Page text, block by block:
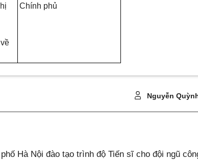
Chính phủ
Nguyễn
Hà Nội đào tạo trình độ Tiến sĩ cho đội ngũ